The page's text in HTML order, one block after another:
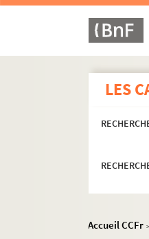
LES
Accueil CCFr >